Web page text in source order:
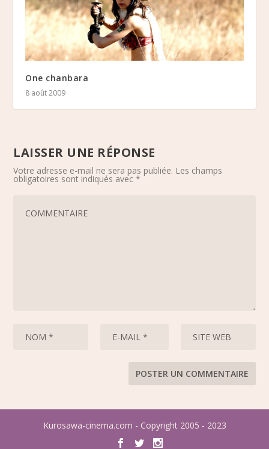
One chanbara
8 août 2009
LAISSER UNE RÉPONSE
Votre adresse e-mail ne sera pas publiée. Les champs
obligatoires sont indiqués avec*
Kurosawa-cinema.com - Copyright 2005 - 2023